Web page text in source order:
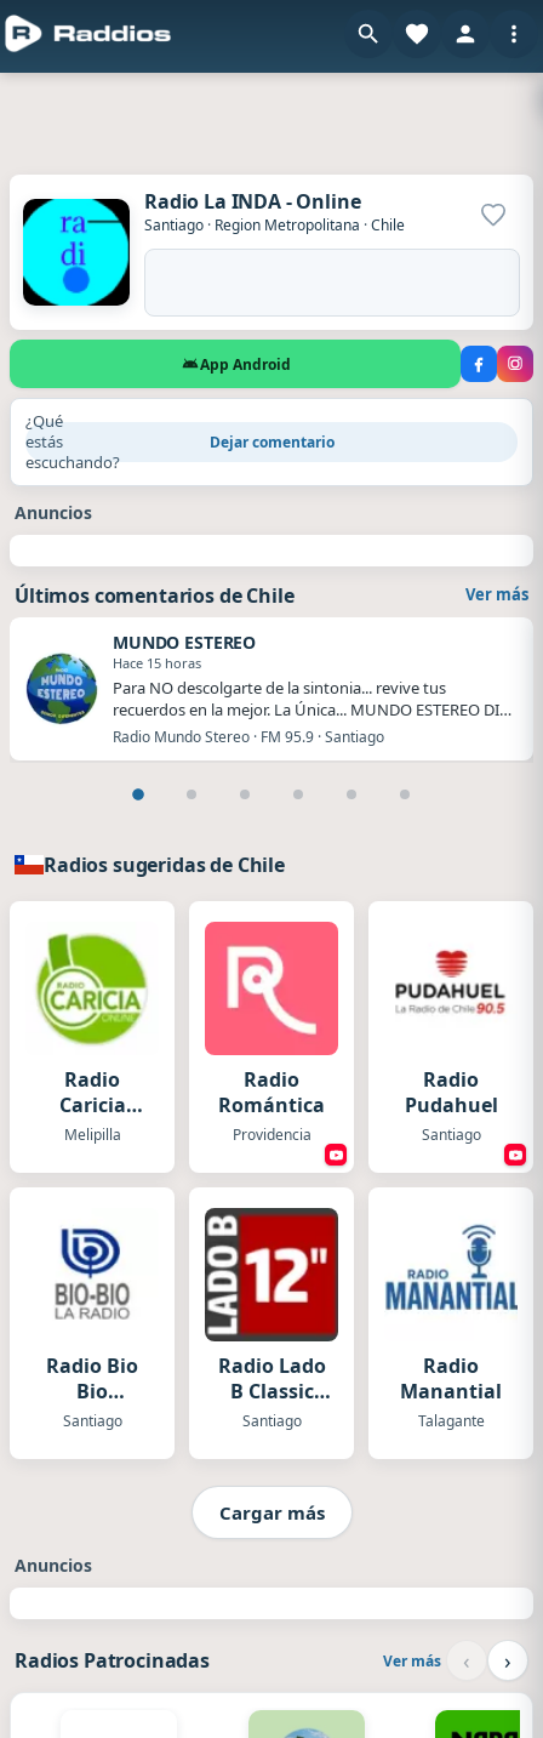
Radio La INDA - Online
Santiago · Region Metropolitana ·Chile
App Android
¿Qué
estás
escuchando?
Dejar comentario
Anuncios
Últimos comentarios de Chile Ver más
MUNDO ESTEREO
Hace 15 horas
Para NO descolgarte de la sintonia... revive tus
recuerdos en la mejor. La Única... MUNDO ESTEREO DI…
Radio Mundo Stereo · FM 95.9 · Santiago
Radios sugeridas de Chile
Radio
Caricia
Chile
Melipilla
Radio
Romántica
Providencia
Radio
Pudahuel
Santiago
Radio Bio
Bio
Santiago
Santiago
Radio Lado
B Classic
Dance
Santiago
Radio
Manantial
Talagante
Cargar más
Anuncios
Radios Patrocinadas Ver más ‹ ›